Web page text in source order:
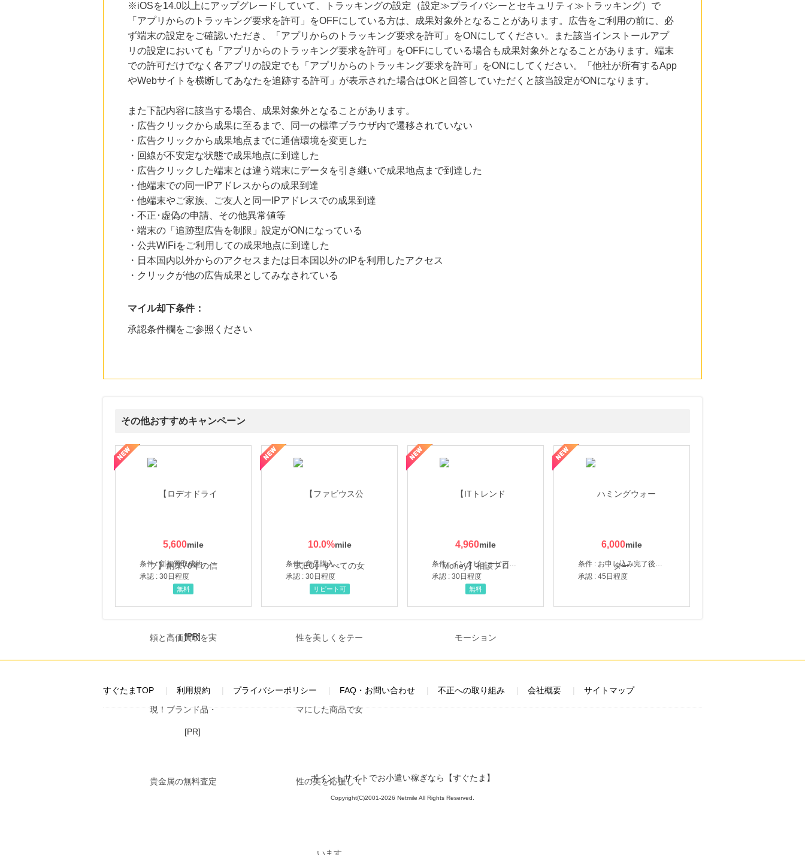
※iOSを14.0以上にアップグレードしていて、トラッキングの設定（設定≫プライバシーとセキュリティ≫トラッキング）で
「アプリからのトラッキング要求を許可」をOFFにしている方は、成果対象外となることがあります。広告をご利用の前に、必
ず端末の設定をご確認いただき、「アプリからのトラッキング要求を許可」をONにしてください。また該当インストールアプ
リの設定においても「アプリからのトラッキング要求を許可」をOFFにしている場合も成果対象外となることがあります。端末
での許可だけでなく各アプリの設定でも「アプリからのトラッキング要求を許可」をONにしてください。「他社が所有するApp
やWebサイトを横断してあなたを追跡する許可」が表示された場合はOKと回答していただくと該当設定がONになります。
また下記内容に該当する場合、成果対象外となることがあります。
・広告クリックから成果に至るまで、同一の標準ブラウザ内で遷移されていない
・広告クリックから成果地点までに通信環境を変更した
・回線が不安定な状態で成果地点に到達した
・広告クリックした端末とは違う端末にデータを引き継いで成果地点まで到達した
・他端末での同一IPアドレスからの成果到達
・他端末やご家族、ご友人と同一IPアドレスでの成果到達
・不正･虚偽の申請、その他異常値等
・端末の「追跡型広告を制限」設定がONになっている
・公共WiFiをご利用しての成果地点に到達した
・日本国内以外からのアクセスまたは日本国以外のIPを利用したアクセス
・クリックが他の広告成果としてみなされている
マイル却下条件：
承認条件欄をご参照ください
その他おすすめキャンペーン
5,600
条件 : 新規買取成約
承認 : 30日程度
無料
10.0%
条件 : 商品購入
承認 : 30日程度
くをテーマにした商品で女性の美を応援しています
リピート可
4,960
条件 : インタビューヒアリング完了
承認 : 30日程度
【ITトレンドMoney】相談プロモーション
無料
6,000
条件 : お申し込み完了後、決済登録完了と1ヶ月以内のサーバー初回設置。
承認 : 45日程度
ハミングウォーター【販売代理店】
[PR]
すぐたまTOP 利用規約 プライバシーポリシー FAQ・お問い合わせ 不正への取り組み 会社概要 サイトマップ
[PR]
ポイントサイトでお小遣い稼ぎなら【すぐたま】
Copyright(C)2001-2026 Netmile All Rights Reserved.